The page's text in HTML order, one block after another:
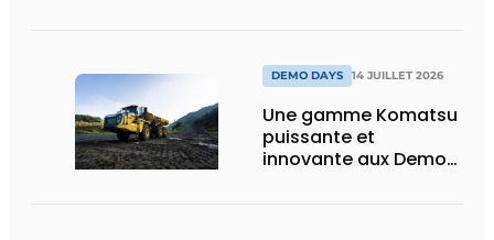
DEMO DAYS 14 JUILLET 2026
Une gamme Komatsu
puissante et
innovante aux Demo